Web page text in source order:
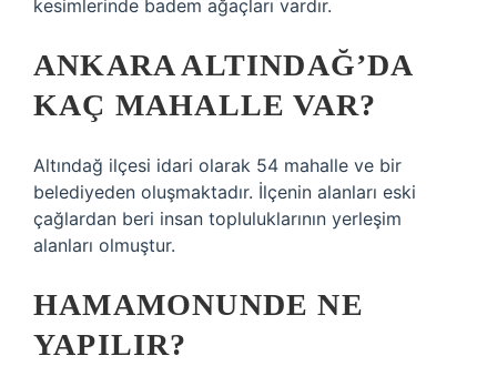
kesimlerinde badem ağaçları vardır.
ANKARA ALTINDAĞ’DA
KAÇ MAHALLE VAR?
Altındağ ilçesi idari olarak 54 mahalle ve bir
belediyeden oluşmaktadır. İlçenin alanları eski
çağlardan beri insan topluluklarının yerleşim
alanları olmuştur.
HAMAMONUNDE NE
YAPILIR?